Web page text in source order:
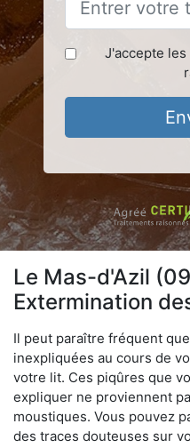
J'accepte les
Le Mas-d'Azil
Extermination
Il peut paraître fréquent
inexpliquées au cours de
votre lit. Ces piqûres que
expliquer ne proviennent
moustiques. Vous pouvez
des traces douteuses sur